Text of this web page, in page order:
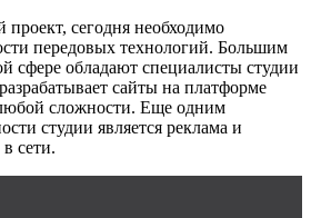
проект, сегодня необходимо
передовых технологий. Большим
сфере обладают специалисты студии
сайты на платформе
сложности. Еще одним
студии является реклама и
сети.